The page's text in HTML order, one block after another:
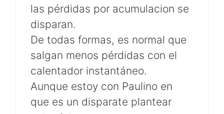
las pérdidas por acumulacion se
disparan.
De todas formas, es normal que
salgan menos pérdidas con el
calentador instantáneo.
Aunque estoy con Paulino en
que es un disparate plantear